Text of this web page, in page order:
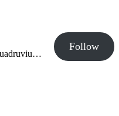
@quadruvium.club@quadruvium.club
Follow